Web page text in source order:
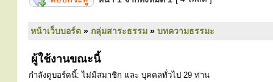
หน้าเว็บบอร์ด » กลุ่มสาระธรรม » บทความธรรมะ
ผู้ใช้งานขณะนี้
กำลังดูบอร์ดนี้: ไม่มีสมาชิก และ บุคคลทั่วไป 29 ท่าน